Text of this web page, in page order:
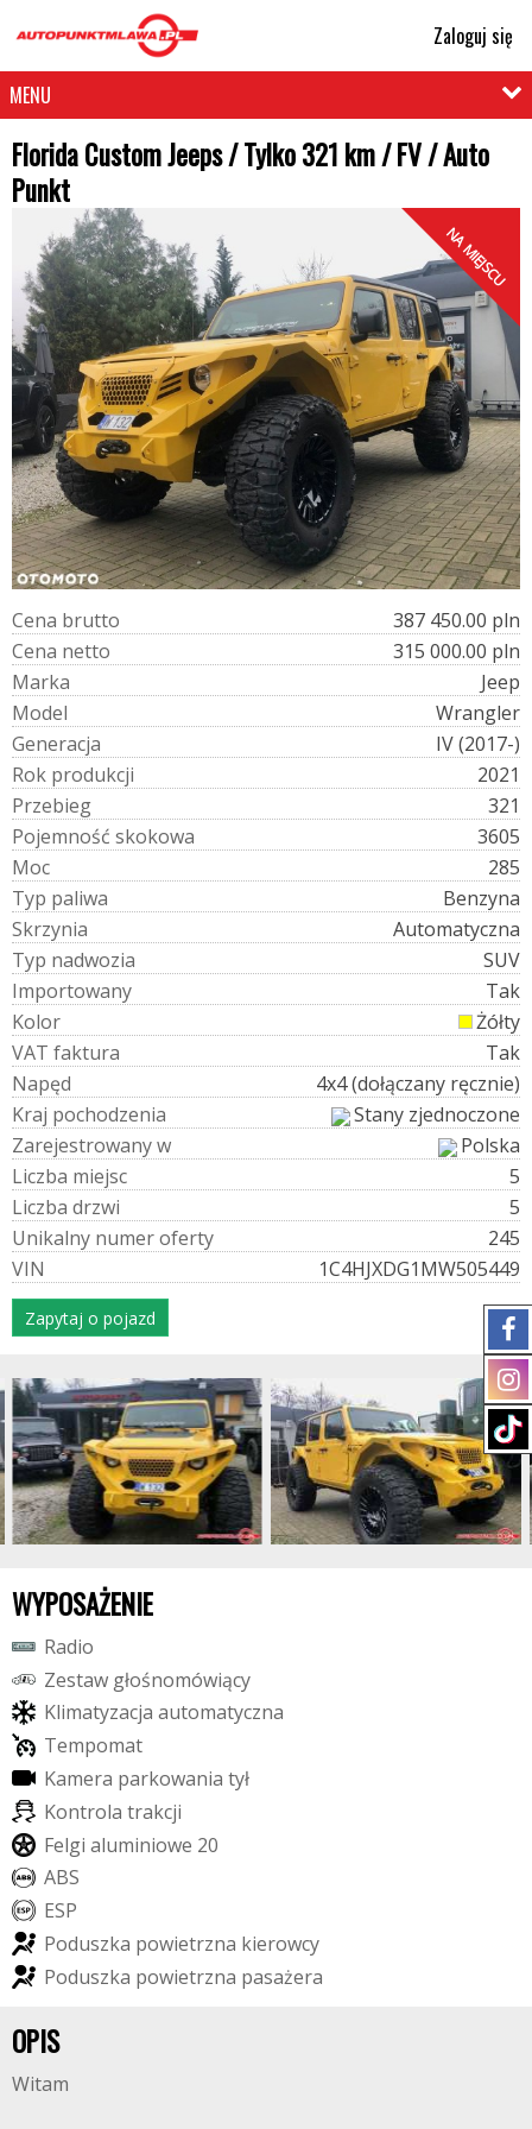
Zaloguj się
MENU
Florida Custom Jeeps / Tylko 321 km / FV / Auto
Punkt
NA MIEJSCU
Cena brutto
387 450.00 pln
Cena netto
315 000.00 pln
Marka
Jeep
Model
Wrangler
Generacja
IV (2017-)
Rok produkcji
2021
Przebieg
321
Pojemność skokowa
3605
Moc
285
Typ paliwa
Benzyna
Skrzynia
Automatyczna
Typ nadwozia
SUV
Importowany
Tak
Kolor
Żółty
VAT faktura
Tak
Napęd
4x4 (dołączany ręcznie)
Kraj pochodzenia
Stany zjednoczone
Zarejestrowanyw
Polska
Liczba miejsc
5
Liczba drzwi
5
Unikalny numeroferty
245
VIN 1C4HJXDG1MW505449
Zapytaj o pojazd
WYPOSAŻENIE
Radio
Zestaw głośnomówiący
Klimatyzacja automatyczna
Tempomat
Kamera parkowania tył
Kontrola trakcji
Felgi aluminiowe 20
ABS
ESP
Poduszka powietrzna kierowcy
Poduszka powietrzna pasażera
OPIS
Witam